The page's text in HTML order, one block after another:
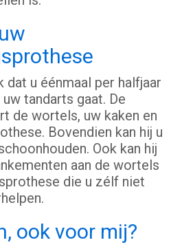
u éénmaal per halfjaar
tandarts gaat. De
de wortels, uw kaken en
Bovendien kan hij u
Ook kan hij
aan de wortels
die u zélf niet
ook voor mij?